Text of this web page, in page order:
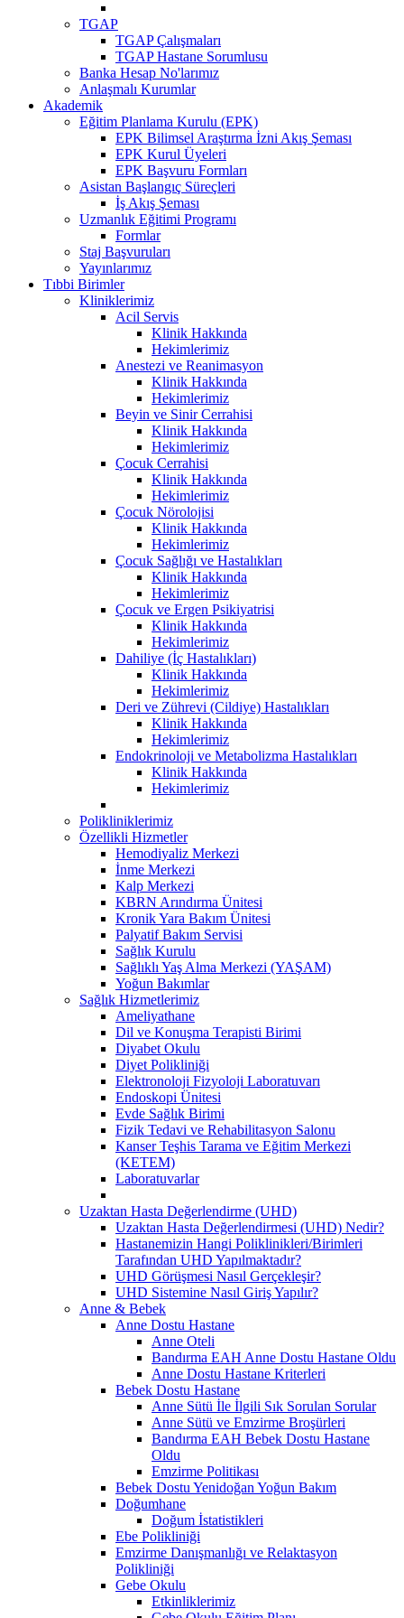
TGAP
TGAP Çalışmaları
TGAP Hastane Sorumlusu
Banka Hesap No'larımız
Anlaşmalı Kurumlar
Akademik
Eğitim Planlama Kurulu (EPK)
EPK Bilimsel Araştırma İzni Akış Şeması
EPK Kurul Üyeleri
EPK Başvuru Formları
Asistan Başlangıç Süreçleri
İş Akış Şeması
Uzmanlık Eğitimi Programı
Formlar
Staj Başvuruları
Yayınlarımız
Tıbbi Birimler
Kliniklerimiz
Acil Servis
Klinik Hakkında
Hekimlerimiz
Anestezi ve Reanimasyon
Klinik Hakkında
Hekimlerimiz
Beyin ve Sinir Cerrahisi
Klinik Hakkında
Hekimlerimiz
Çocuk Cerrahisi
Klinik Hakkında
Hekimlerimiz
Çocuk Nörolojisi
Klinik Hakkında
Hekimlerimiz
Çocuk Sağlığı ve Hastalıkları
Klinik Hakkında
Hekimlerimiz
Çocuk ve Ergen Psikiyatrisi
Klinik Hakkında
Hekimlerimiz
Dahiliye (İç Hastalıkları)
Klinik Hakkında
Hekimlerimiz
Deri ve Zührevi (Cildiye) Hastalıkları
Klinik Hakkında
Hekimlerimiz
Endokrinoloji ve Metabolizma Hastalıkları
Klinik Hakkında
Hekimlerimiz
Polikliniklerimiz
Özellikli Hizmetler
Hemodiyaliz Merkezi
İnme Merkezi
Kalp Merkezi
KBRN Arındırma Ünitesi
Kronik Yara Bakım Ünitesi
Palyatif Bakım Servisi
Sağlık Kurulu
Sağlıklı Yaş Alma Merkezi (YAŞAM)
Yoğun Bakımlar
Sağlık Hizmetlerimiz
Ameliyathane
Dil ve Konuşma Terapisti Birimi
Diyabet Okulu
Diyet Polikliniği
Elektronoloji Fizyoloji Laboratuvarı
Endoskopi Ünitesi
Evde Sağlık Birimi
Fizik Tedavi ve Rehabilitasyon Salonu
Kanser Teşhis Tarama ve Eğitim Merkezi
(KETEM)
Laboratuvarlar
Uzaktan Hasta Değerlendirme (UHD)
Uzaktan Hasta Değerlendirmesi (UHD) Nedir?
Hastanemizin Hangi Poliklinikleri/Birimleri
Tarafından UHD Yapılmaktadır?
UHD Görüşmesi Nasıl Gerçekleşir?
UHD Sistemine Nasıl Giriş Yapılır?
Anne & Bebek
Anne Dostu Hastane
Anne Oteli
Bandırma EAH Anne Dostu Hastane Oldu
Anne Dostu Hastane Kriterleri
Bebek Dostu Hastane
Anne Sütü İle İlgili Sık Sorulan Sorular
Anne Sütü ve Emzirme Broşürleri
Bandırma EAH Bebek Dostu Hastane
Oldu
Emzirme Politikası
Bebek Dostu Yenidoğan Yoğun Bakım
Doğumhane
Doğum İstatistikleri
Ebe Polikliniği
Emzirme Danışmanlığı ve Relaktasyon
Polikliniği
Gebe Okulu
Etkinliklerimiz